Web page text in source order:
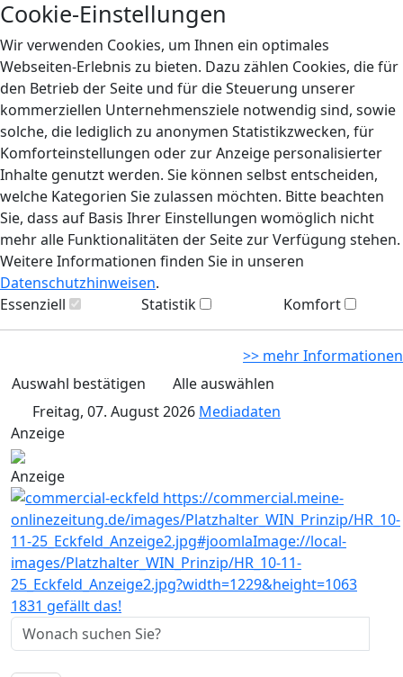
Cookie-Einstellungen
Wir verwenden Cookies, um Ihnen ein optimales
Webseiten-Erlebnis zu bieten. Dazu zählen Cookies, die für
den Betrieb der Seite und für die Steuerung unserer
kommerziellen Unternehmensziele notwendig sind, sowie
solche, die lediglich zu anonymen Statistikzwecken, für
Komforteinstellungen oder zur Anzeige personalisierter
Inhalte genutzt werden. Sie können selbst entscheiden,
welche Kategorien Sie zulassen möchten. Bitte beachten
Sie, dass auf Basis Ihrer Einstellungen womöglich nicht
mehr alle Funktionalitäten der Seite zur Verfügung stehen.
Weitere Informationen finden Sie in unseren
Datenschutzhinweisen.
Essenziell
Statistik Komfort
>> mehr Informationen
Auswahl bestätigen
Alle auswählen
Freitag, 07. August 2026 Mediadaten
Anzeige
Anzeige
1831 gefällt das!